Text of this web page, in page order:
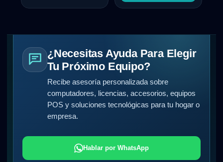
¿Necesitas Ayuda Para Elegir
Tu Próximo Equipo?
Recibe asesoría personalizada sobre
computadores, licencias, accesorios, equipos
POS y soluciones tecnológicas para tu hogar o
empresa.
Hablar por WhatsApp